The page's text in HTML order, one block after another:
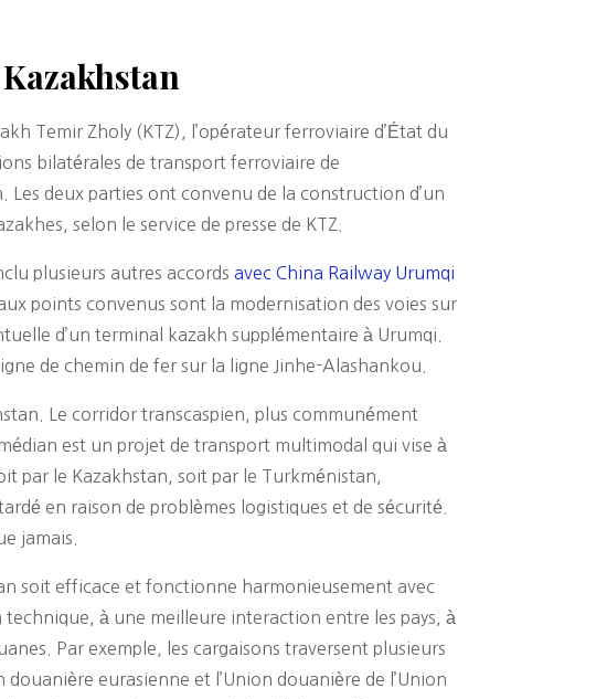
Temir Zholy (KTZ), l’opérateur ferroviaire d’État du
bilatérales de transport ferroviaire de
Les deux parties ont convenu de la construction d’un
selon le service de presse de KTZ.
plusieurs autres accordsavec China Railway Urumqi
points convenus sont la modernisation des voies sur
d’un terminal kazakh supplémentaire à Urumqi.
de chemin de fer sur la ligne Jinhe-Alashankou.
Le corridor transcaspien, plus communément
est un projet de transport multimodal qui vise à
par le Kazakhstan, soit par le Turkménistan,
en raison de problèmes logistiques et de sécurité.
jamais.
soit efficace et fonctionne harmonieusement avec
à une meilleure interaction entre les pays, à
Par exemple, les cargaisons traversent plusieurs
eurasienne et l’Union douanière de l’Union